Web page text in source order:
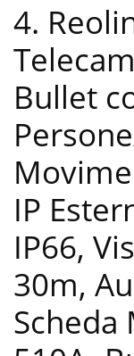
4.
Bullet
IP
IP66,
30m,
Scheda